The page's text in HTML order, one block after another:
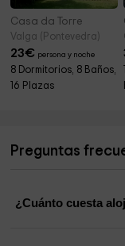
Casa da Torre
Valga (Pontevedra)
23€ persona y noche
8 Dormitorios, 8 Baños,
16 Plazas
Preguntas
¿Cuánto cuesta